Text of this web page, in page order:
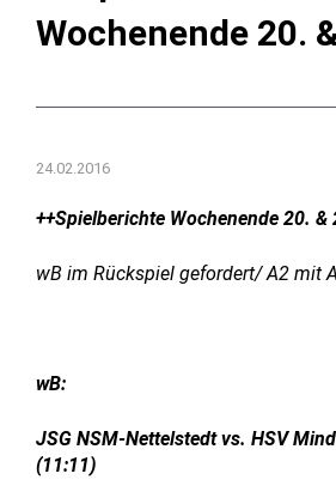
Wochenende 20.
24.02.2016
++Spielberichte Wochenende 20. &
wB im Rückspiel gefordert/ A2 mit
wB:
JSG NSM-Nettelstedt vs. HSV
(11:11)